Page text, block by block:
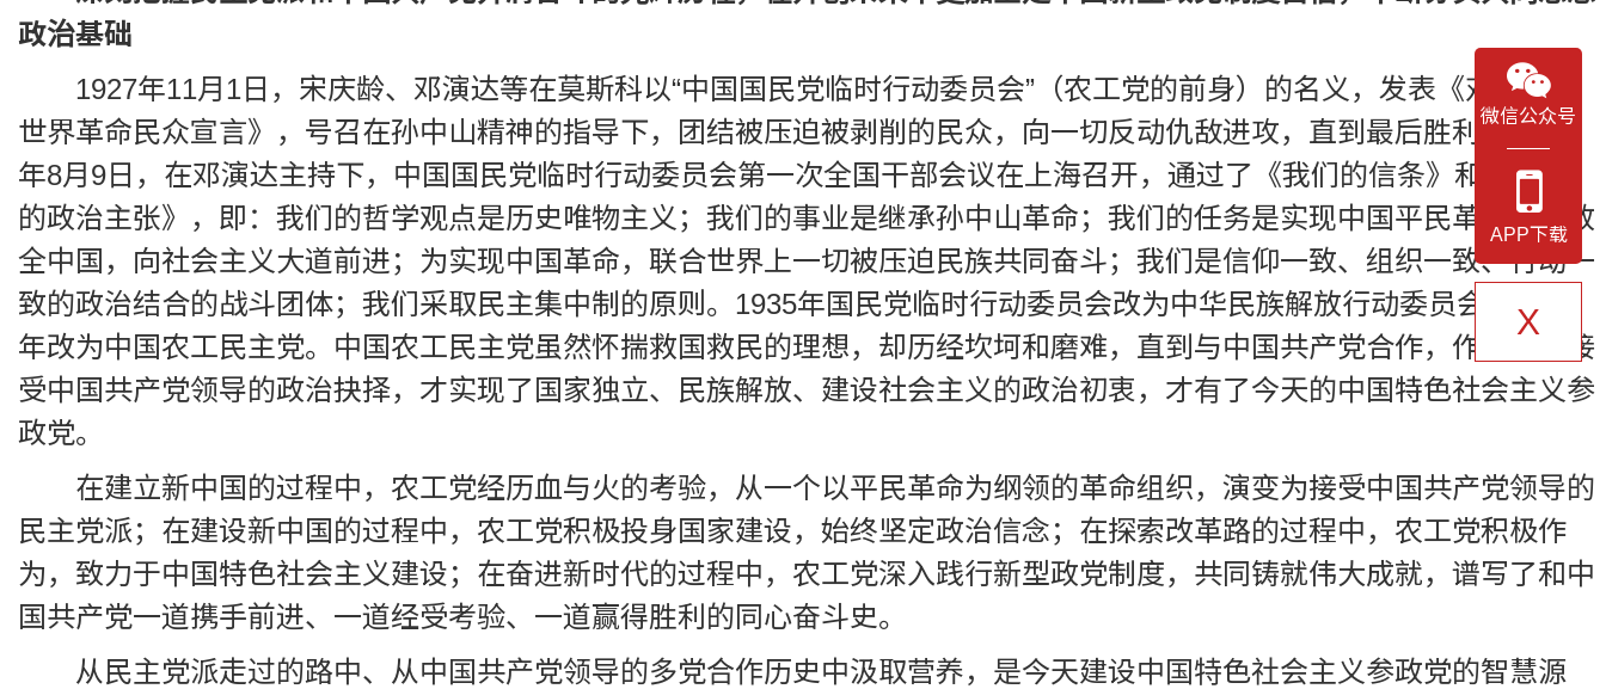
政治基础
1927年11月1日，宋庆龄、邓演达等在莫斯科以“中国国民党临时行动委员会”（农工党的前身）的名义，发表《对中国及
世界革命民众宣言》，号召在孙中山精神的指导下，团结被压迫被剥削的民众，向一切反动仇敌进攻，直到最后胜利。1930
年8月9日，在邓演达主持下，中国国民党临时行动委员会第一次全国干部会议在上海召开，通过了《我们的信条》和《我们
的政治主张》，即：我们的哲学观点是历史唯物主义；我们的事业是继承孙中山革命；我们的任务是实现中国平民革命，解放
全中国，向社会主义大道前进；为实现中国革命，联合世界上一切被压迫民族共同奋斗；我们是信仰一致、组织一致、行动一
致的政治结合的战斗团体；我们采取民主集中制的原则。1935年国民党临时行动委员会改为中华民族解放行动委员会，1947
年改为中国农工民主党。中国农工民主党虽然怀揣救国救民的理想，却历经坎坷和磨难，直到与中国共产党合作，作出自觉接
受中国共产党领导的政治抉择，才实现了国家独立、民族解放、建设社会主义的政治初衷，才有了今天的中国特色社会主义参
政党。
在建立新中国的过程中，农工党经历血与火的考验，从一个以平民革命为纲领的革命组织，演变为接受中国共产党领导的
民主党派；在建设新中国的过程中，农工党积极投身国家建设，始终坚定政治信念；在探索改革路的过程中，农工党积极作
为，致力于中国特色社会主义建设；在奋进新时代的过程中，农工党深入践行新型政党制度，共同铸就伟大成就，谱写了和中
国共产党一道携手前进、一道经受考验、一道赢得胜利的同心奋斗史。
从民主党派走过的路中、从中国共产党领导的多党合作历史中汲取营养，是今天建设中国特色社会主义参政党的智慧源
微信公众号
APP下载
X